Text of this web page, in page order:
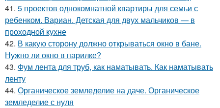
41. 5 проектов однокомнатной квартиры для семьи с
ребенком. Вариан. Детская для двух мальчиков — в
проходной кухне
42. В какую сторону должно открываться окно в бане.
Нужно ли окно в парилке?
43. Фум лента для труб, как наматывать. Как наматывать
ленту
44. Органическое земледелие на даче. Органическое
земледелие с нуля